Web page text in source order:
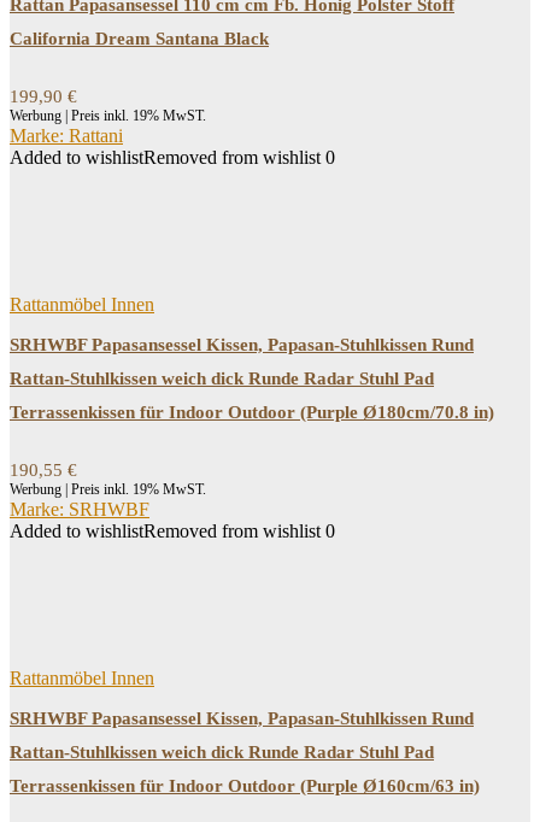
Rattan Papasansessel 110 cm cm Fb. Honig Polster Stoff
California Dream Santana Black
199,90 €
Werbung | Preis inkl. 19% MwST.
Marke: Rattani
Added to wishlistRemoved from wishlist 0
Rattanmöbel Innen
SRHWBF Papasansessel Kissen, Papasan-Stuhlkissen Rund
Rattan-Stuhlkissen weich dick Runde Radar Stuhl Pad
Terrassenkissen für Indoor Outdoor (Purple Ø180cm/70.8 in)
190,55 €
Werbung | Preis inkl. 19% MwST.
Marke: SRHWBF
Added to wishlistRemoved from wishlist 0
Rattanmöbel Innen
SRHWBF Papasansessel Kissen, Papasan-Stuhlkissen Rund
Rattan-Stuhlkissen weich dick Runde Radar Stuhl Pad
Terrassenkissen für Indoor Outdoor (Purple Ø160cm/63 in)